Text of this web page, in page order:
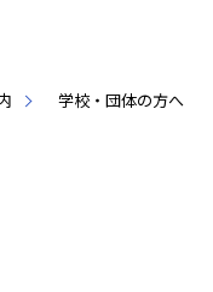
学校・団体の方へ